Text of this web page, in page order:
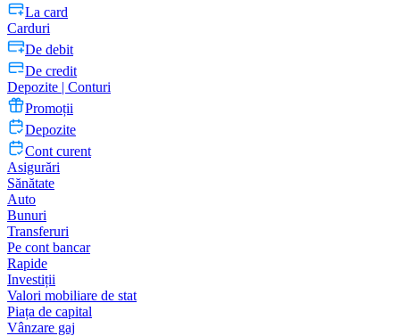
La card
Carduri
De debit
De credit
Depozite | Conturi
Promoții
Depozite
Cont curent
Asigurări
Sănătate
Auto
Bunuri
Transferuri
Pe cont bancar
Rapide
Investiții
Valori mobiliare de stat
Piața de capital
Vânzare gaj